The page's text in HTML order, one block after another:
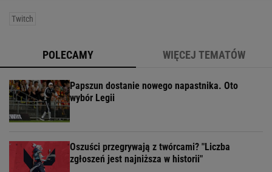
Twitch
POLECAMY WIĘCEJ TEMATÓW
Papszun dostanie nowego napastnika. Oto
wybór Legii
Oszuści przegrywają z twórcami? "Liczba
zgłoszeń jest najniższa w historii"